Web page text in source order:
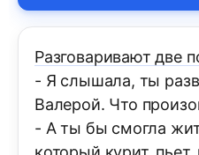
Разговаривают две
- Я слышала, ты
Валерой. Что
- А ты бы смогла